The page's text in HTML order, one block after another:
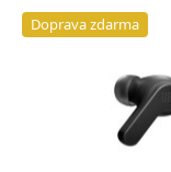
Doprava zdarma